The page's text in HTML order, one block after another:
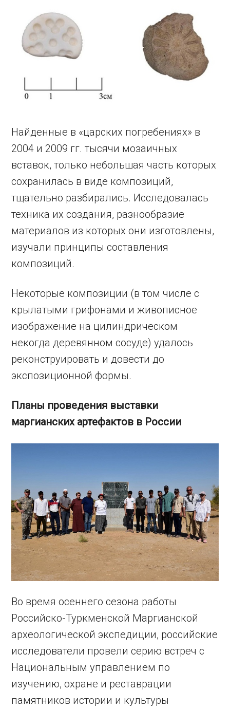
Найденные в «царских погребениях» в
2004 и 2009 гг. тысячи мозаичных
вставок, только небольшая часть которых
сохранилась в виде композиций,
тщательно разбирались. Исследовалась
техника их создания, разнообразие
материалов из которых они изготовлены,
изучали принципы составления
композиций.
Некоторые композиции (в том числе с
крылатыми грифонами и живописное
изображение на цилиндрическом
некогда деревянном сосуде) удалось
реконструировать и довести до
экспозиционной формы.
Планы проведения выставки
маргианских артефактов в России
Во время осеннего сезона работы
Российско-Туркменской Маргианской
археологической экспедиции, российские
исследователи провели серию встреч с
Национальным управлением по
изучению, охране и реставрации
памятников истории и культуры